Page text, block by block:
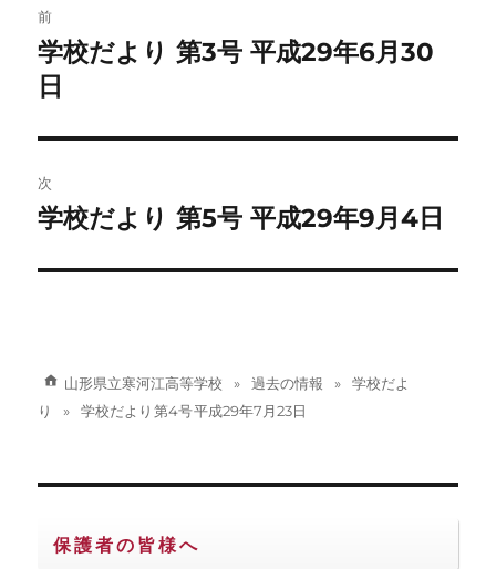
稿
ナ
ビ
ゲ
ー
シ
ン
前
前
の
稿:
学校だより 第3号 平成29年6月30
日
次
次
投
学校だより 第5号 平成29年9月4日
山形県立寒河江高等学校 過去の情報
学校だよ
り
学校だより 第4号 平成29年7月23日
保護者の皆様へ